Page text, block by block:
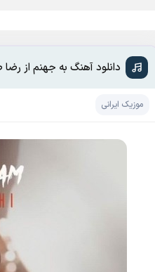
دانلود آهنگ به جهنم از
موزیک ایرانی